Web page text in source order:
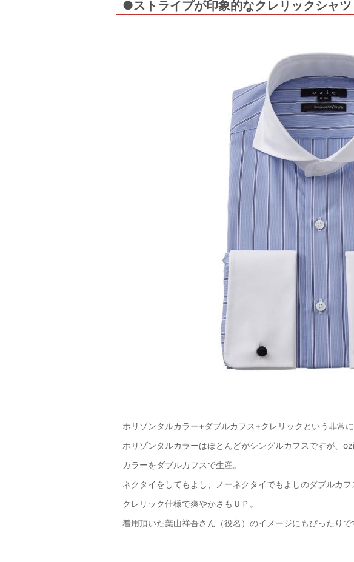
●ストライプが印象的なクレリックシャツ
ホリゾンタルカラー+ダブルカフス+クレリックという非常
ホリゾンタルカラーはほとんどがシングルカフスですが、
カラーをダブルカフスで生産。
ネクタイをしてもよし、ノーネクタイでもよしのダブルカフ
クレリック仕様で爽やかさもＵＰ。
着用頂いた葉山祥吾さん（役名）のイメージにもぴったりで